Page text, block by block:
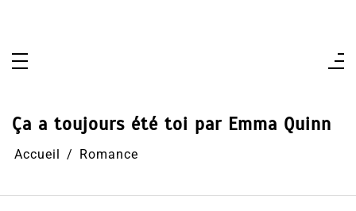
Ça a toujours été toi par Emma Quinn
Accueil Romance